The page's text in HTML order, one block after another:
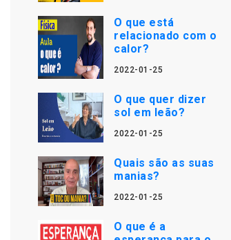
O que está
relacionado com o
calor?
2022-01-25
O que quer dizer
sol em leão?
2022-01-25
Quais são as suas
manias?
2022-01-25
O que é a